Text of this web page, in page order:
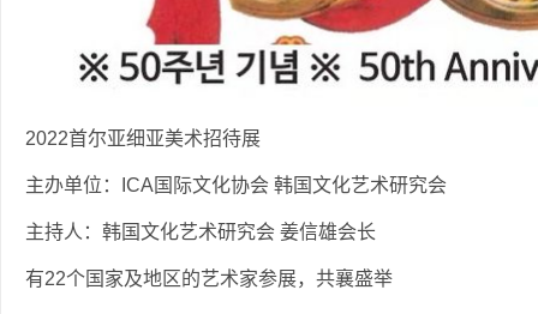
2022首尔亚细亚美术招待展
主办单位：ICA国际文化协会 韩国文化艺术研究会
主持人：韩国文化艺术研究会 姜信雄会长
有22个国家及地区的艺术家参展，共襄盛举